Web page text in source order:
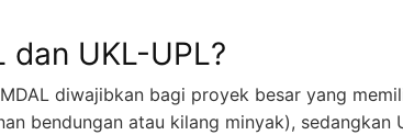
UKL-UPL?
diwajibkan bagi proyek besar yang
bendungan atau kilang minyak), sedangkan